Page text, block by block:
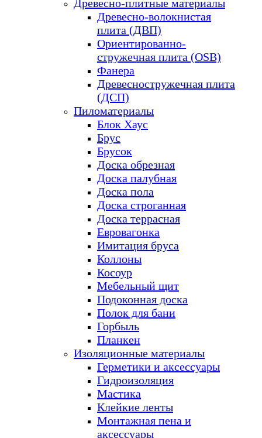
Древесно-плитные материалы
Древесно-волокнистая
плита (ДВП)
Ориентированно-
стружечная плита (OSB)
Фанера
Древесностружечная плита
(ДСП)
Пиломатериалы
Блок Хаус
Брус
Брусок
Доска обрезная
Доска палубная
Доска пола
Доска строганная
Доска террасная
Евровагонка
Имитация бруса
Коллоны
Косоур
Мебельный щит
Подоконная доска
Полок для бани
Горбыль
Планкен
Изоляционные материалы
Герметики и аксессуары
Гидроизоляция
Мастика
Клейкие ленты
Монтажная пена и
аксессуары